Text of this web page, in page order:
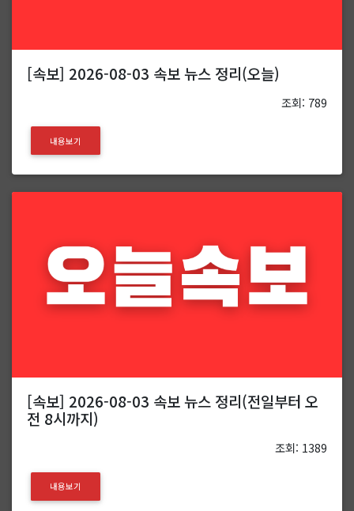
[속보] 2026-08-03 속보 뉴스 정리(오늘)
조회: 789
내용보기
[속보] 2026-08-03 속보 뉴스 정리(전일부터 오
전 8시까지)
조회: 1389
내용보기